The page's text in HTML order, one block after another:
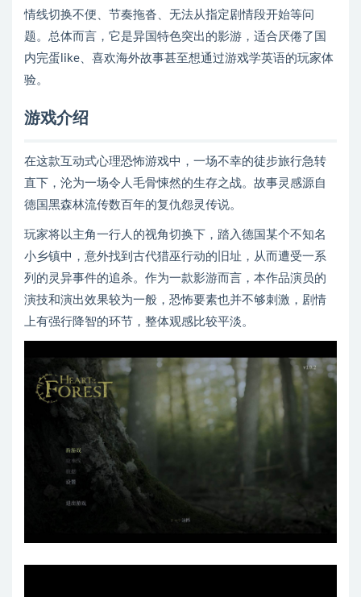
情线切换不便、节奏拖沓、无法从指定剧情段开始等问
题。总体而言，它是异国特色突出的影游，适合厌倦了国
内完蛋like、喜欢海外故事甚至想通过游戏学英语的玩家体
验。
游戏介绍
在这款互动式心理恐怖游戏中，一场不幸的徒步旅行急转
直下，沦为一场令人毛骨悚然的生存之战。故事灵感源自
德国黑森林流传数百年的复仇怨灵传说。
玩家将以主角一行人的视角切换下，踏入德国某个不知名
小乡镇中，意外找到古代猎巫行动的旧址，从而遭受一系
列的灵异事件的追杀。作为一款影游而言，本作品演员的
演技和演出效果较为一般，恐怖要素也并不够刺激，剧情
上有强行降智的环节，整体观感比较平淡。